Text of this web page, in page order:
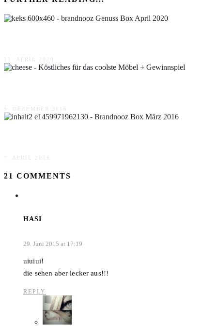
11. APRIL 2020
5. DEZEMBER 2016
7. APRIL 2016
21 COMMENTS
HASI
29. Juni 2015 at 17:19
uiuiui!
die sehen aber lecker aus!!!
REPLY